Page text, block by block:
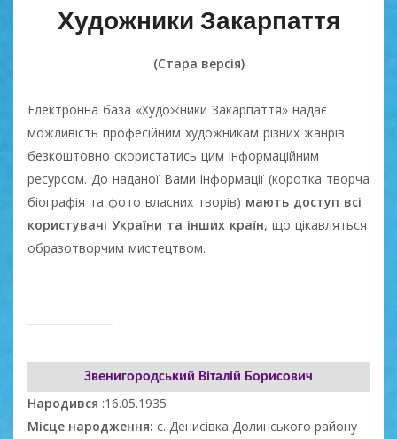
Художники Закарпаття
(Стара версія)
Електронна база «Художники Закарпаття» надає
можливість професійним художникам різних жанрів
безкоштовно скористатись цим інформаційним
ресурсом. До наданої Вами інформації (коротка творча
біографія та фото власних творів) мають доступ всі
користувачі України та інших країн, що цікавляться
образотворчим мистецтвом.
Звенигородський Віталій Борисович
Народився :16.05.1935
Місце народження: с. Денисівка Долинського району